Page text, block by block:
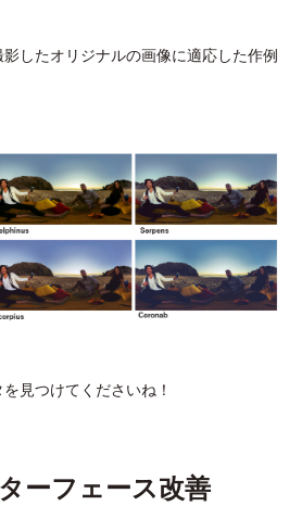
したオリジナルの画像に適応した作例
見つけてくださいね！
ーフェース改善